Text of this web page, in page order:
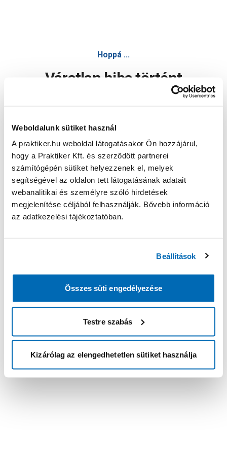
Weboldalunk sütiket használ
A praktiker.hu weboldal látogatásakor Ön hozzájárul,
hogy a Praktiker Kft. és szerződött partnerei
számítógépén sütiket helyezzenek el, melyek
segítségével az oldalon tett látogatásának adatait
webanalitikai és személyre szóló hirdetések
megjelenítése céljából felhasználják. Bővebb információ
az adatkezelési tájékoztatóban.
Beállítások
Összes süti engedélyezése
Testre szabás
Kizárólag az elengedhetetlen sütiket használja
Hoppá ...
Váratlan hiba történt
Oldal újratöltése